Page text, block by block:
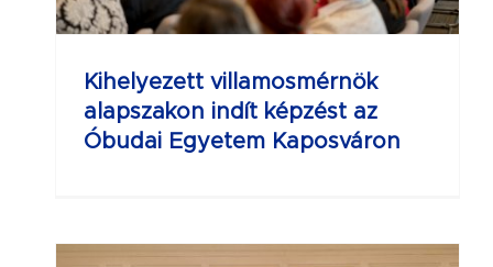
Kihelyezett villamosmérnök
alapszakon indít képzést az
Óbudai Egyetem Kaposváron